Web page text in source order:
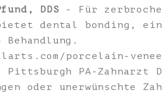
DDS - Für
bietet dental bonding,
porcelain-
Pittsburgh PA-Zahnarzt
oder unerwünschte